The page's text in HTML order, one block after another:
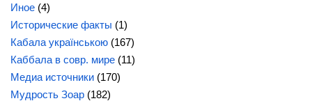
Иное (4)
Исторические факты (1)
Кабала українською (167)
Каббала в совр. мире (11)
Медиа источники (170)
Мудрость Зоар (182)